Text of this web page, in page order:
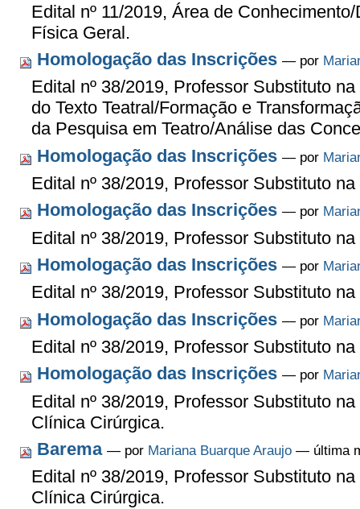
Edital nº 11/2019, Área de
Física Geral.
Homologação das Inscrições — por
Edital nº 38/2019, Professor Substituto
do Texto Teatral/Formação e
da Pesquisa em Teatro/Análise das
Homologação das Inscrições — por
Edital nº 38/2019, Professor Substituto
Homologação das Inscrições — por
Edital nº 38/2019, Professor Substituto
Homologação das Inscrições — por
Edital nº 38/2019, Professor Substituto
Homologação das Inscrições — por
Edital nº 38/2019, Professor Substituto
Homologação das Inscrições — por
Edital nº 38/2019, Professor Substituto
Clínica Cirúrgica.
Barema — por Mariana Buarque Araujo — última
Edital nº 38/2019, Professor Substituto
Clínica Cirúrgica.